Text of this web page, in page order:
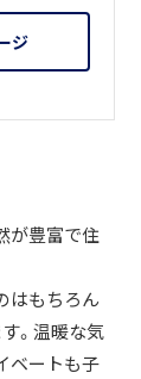
ジ
が豊富で住
はもちろん
。温暖な気
ベートも子